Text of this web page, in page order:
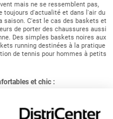
mais ne se ressemblent pas,
toujours d'actualité et dans l'air du
saison. C'est le cas des baskets et
de porter des chaussures aussi
Des simples baskets noires aux
running destinées à la pratique
de tennis pour hommes à petits
et chic :
résistantes ? Vous êtes un